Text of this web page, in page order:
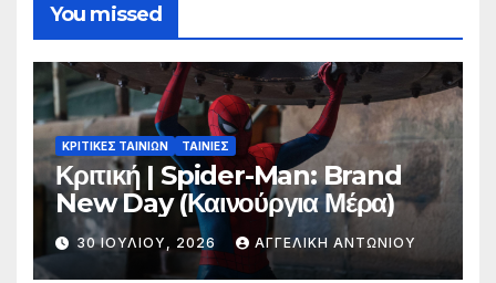
You missed
ΚΡΙΤΙΚΕΣ ΤΑΙΝΙΩΝ ΤΑΙΝΙΕΣ
Κριτική | Spider-Man: Brand
New Day (Καινούργια Μέρα)
30 ΙΟΥΛΊΟΥ, 2026 ΑΓΓΕΛΙΚΉ ΑΝΤΩΝΊΟΥ